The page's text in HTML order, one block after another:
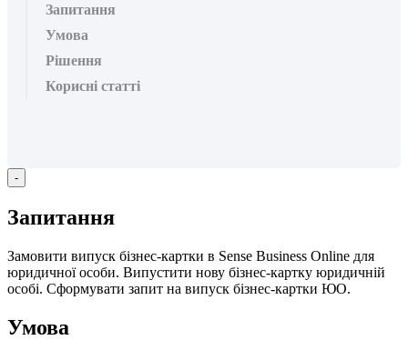
Запитання
Умова
Рішення
Корисні статті
-
Запитання
Замовити випуск бізнес-картки в Sense Business Online для
юридичної особи. Випустити нову бізнес-картку юридичній
особі. Сформувати запит на випуск бізнес-картки ЮО.
Умова